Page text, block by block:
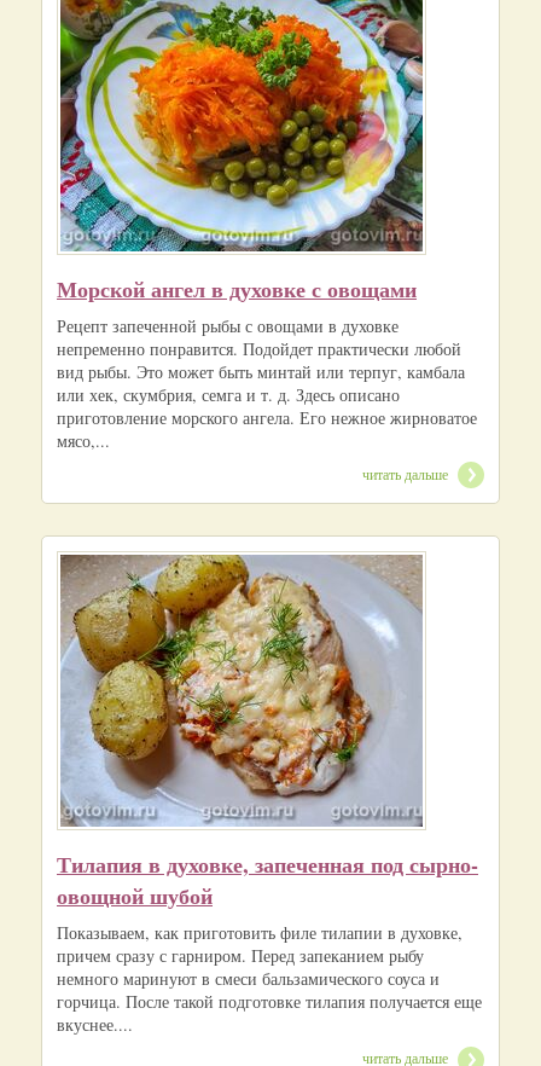
Морской ангел в духовке с овощами
Рецепт запеченной рыбы с овощами в духовке
непременно понравится. Подойдет практически любой
вид рыбы. Это может быть минтай или терпуг, камбала
или хек, скумбрия, семга и т. д. Здесь описано
приготовление морского ангела. Его нежное жирноватое
мясо,...
читать дальше
Тилапия в духовке, запеченная под сырно-
овощной шубой
Показываем, как приготовить филе тилапии в духовке,
причем сразу с гарниром. Перед запеканием рыбу
немного маринуют в смеси бальзамического соуса и
горчица. После такой подготовке тилапия получается еще
вкуснее....
читать дальше